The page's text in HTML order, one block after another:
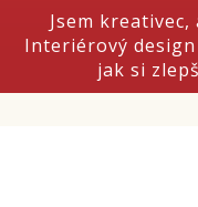
Jsem
Interiérový
jak si